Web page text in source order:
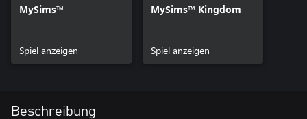
MySims™
Spiel anzeigen
MySims™ Kingdom
Spiel anzeigen
Beschreibung